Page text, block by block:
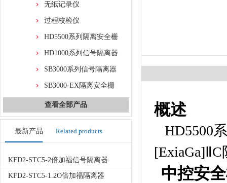
无纸记录仪
过程校检仪
HD5500系列隔离安全栅
HD1000系列信号隔离器
SB3000系列信号隔离器
SB3000-EX隔离安全栅
查看全部产品
最新产品 Related products
KFD2-STC5-2倍加福信号隔离器
KFD2-STC5-1.2O倍加福隔离器
概述
HD5500
中控安